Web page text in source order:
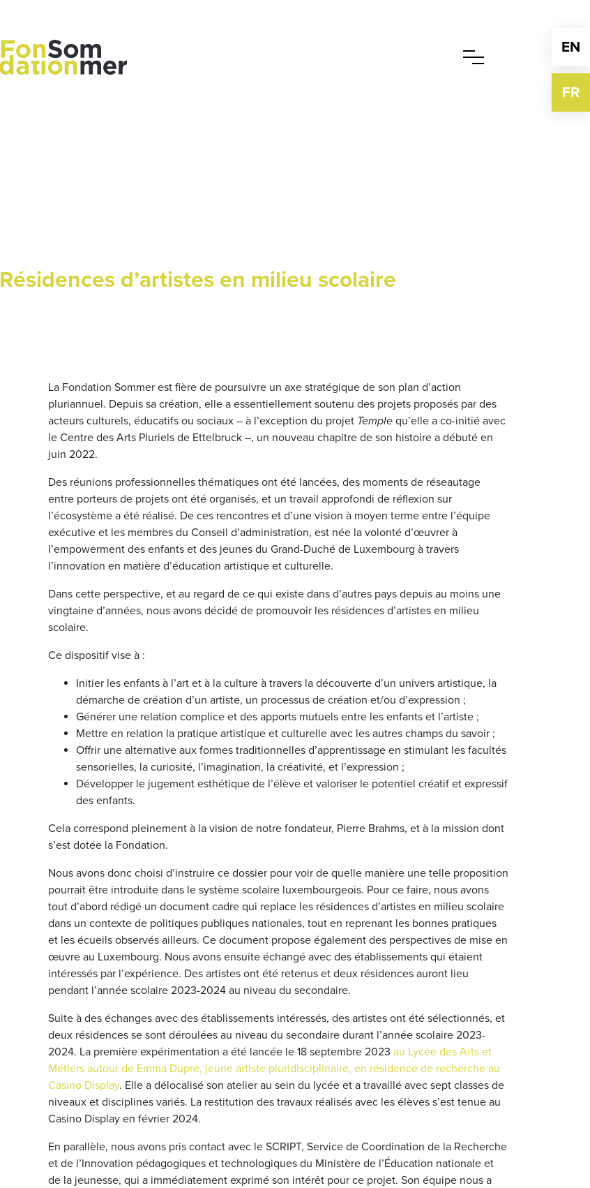
EN
FR
Résidences d’artistes en milieu scolaire
La Fondation Sommer est fière de poursuivre un axe stratégique de son plan d’action
pluriannuel. Depuis sa création, elle a essentiellement soutenu des projets proposés par des
acteurs culturels, éducatifs ou sociaux – à l’exception du projet Temple qu’elle a co-initié avec
le Centre des Arts Pluriels de Ettelbruck –, un nouveau chapitre de son histoire a débuté en
juin 2022.
Des réunions professionnelles thématiques ont été lancées, des moments de réseautage
entre porteurs de projets ont été organisés, et un travail approfondi de réflexion sur
l’écosystème a été réalisé. De ces rencontres et d’une vision à moyen terme entre l’équipe
exécutive et les membres du Conseil d’administration, est née la volonté d’œuvrer à
l’empowerment des enfants et des jeunes du Grand-Duché de Luxembourg à travers
l’innovation en matière d’éducation artistique et culturelle.
Dans cette perspective, et au regard de ce qui existe dans d’autres pays depuis au moins une
vingtaine d’années, nous avons décidé de promouvoir les résidences d’artistes en milieu
scolaire.
Ce dispositif vise à :
Initier les enfants à l’art et à la culture à travers la découverte d’un univers artistique, la
démarche de création d’un artiste, un processus de création et/ou d’expression ;
Générer une relation complice et des apports mutuels entre les enfants et l’artiste ;
Mettre en relation la pratique artistique et culturelle avec les autres champs du savoir ;
Offrir une alternative aux formes traditionnelles d’apprentissage en stimulant les facultés
sensorielles, la curiosité, l’imagination, la créativité, et l’expression ;
Développer le jugement esthétique de l’élève et valoriser le potentiel créatif et expressif
des enfants.
Cela correspond pleinement à la vision de notre fondateur, Pierre Brahms, et à la mission dont
s’est dotée la Fondation.
Nous avons donc choisi d’instruire ce dossier pour voir de quelle manière une telle proposition
pourrait être introduite dans le système scolaire luxembourgeois. Pour ce faire, nous avons
tout d’abord rédigé un document cadre qui replace les résidences d’artistes en milieu scolaire
dans un contexte de politiques publiques nationales, tout en reprenant les bonnes pratiques
et les écueils observés ailleurs. Ce document propose également des perspectives de mise en
œuvre au Luxembourg. Nous avons ensuite échangé avec des établissements qui étaient
intéressés par l’expérience. Des artistes ont été retenus et deux résidences auront lieu
pendant l’année scolaire 2023-2024 au niveau du secondaire.
Suite à des échanges avec des établissements intéressés, des artistes ont été sélectionnés, et
deux résidences se sont déroulées au niveau du secondaire durant l’année scolaire 2023-
2024. La première expérimentation a été lancée le 18 septembre 2023 au Lycée des Arts et
Métiers autour de Emma Dupré, jeune artiste pluridisciplinaire, en résidence de recherche au
Casino Display. Elle a délocalisé son atelier au sein du lycée et a travaillé avec sept classes de
niveaux et disciplines variés. La restitution des travaux réalisés avec les élèves s’est tenue au
Casino Display en février 2024.
En parallèle, nous avons pris contact avec le SCRIPT, Service de Coordination de la Recherche
et de l’Innovation pédagogiques et technologiques du Ministère de l’Éducation nationale et
de la jeunesse, qui a immédiatement exprimé son intérêt pour ce projet. Son équipe nous a